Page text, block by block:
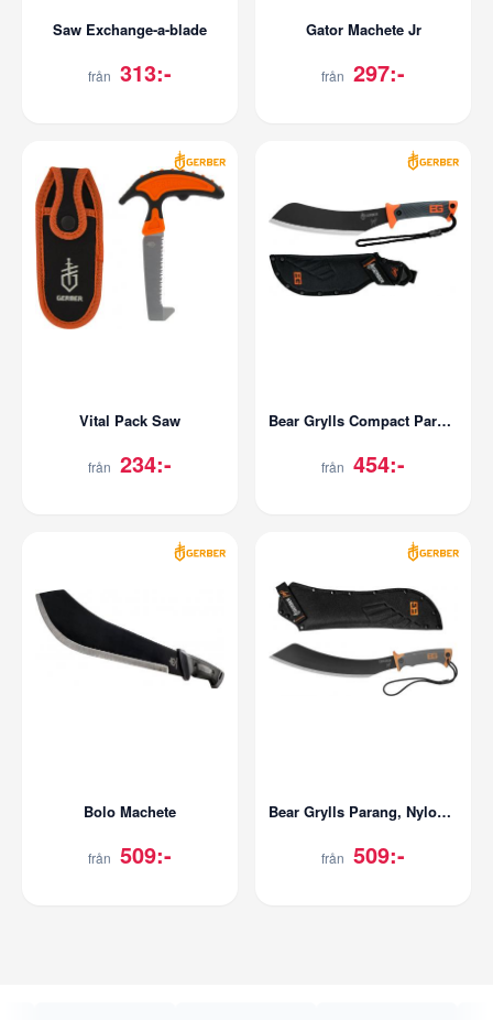
Saw Exchange-a-blade
från 313:-
Gator Machete Jr
från 297:-
Vital Pack Saw
från 234:-
Bear Grylls Compact Parang
från 454:-
Bolo Machete
från 509:-
Bear Grylls Parang, Nylon Sheath
från 509:-